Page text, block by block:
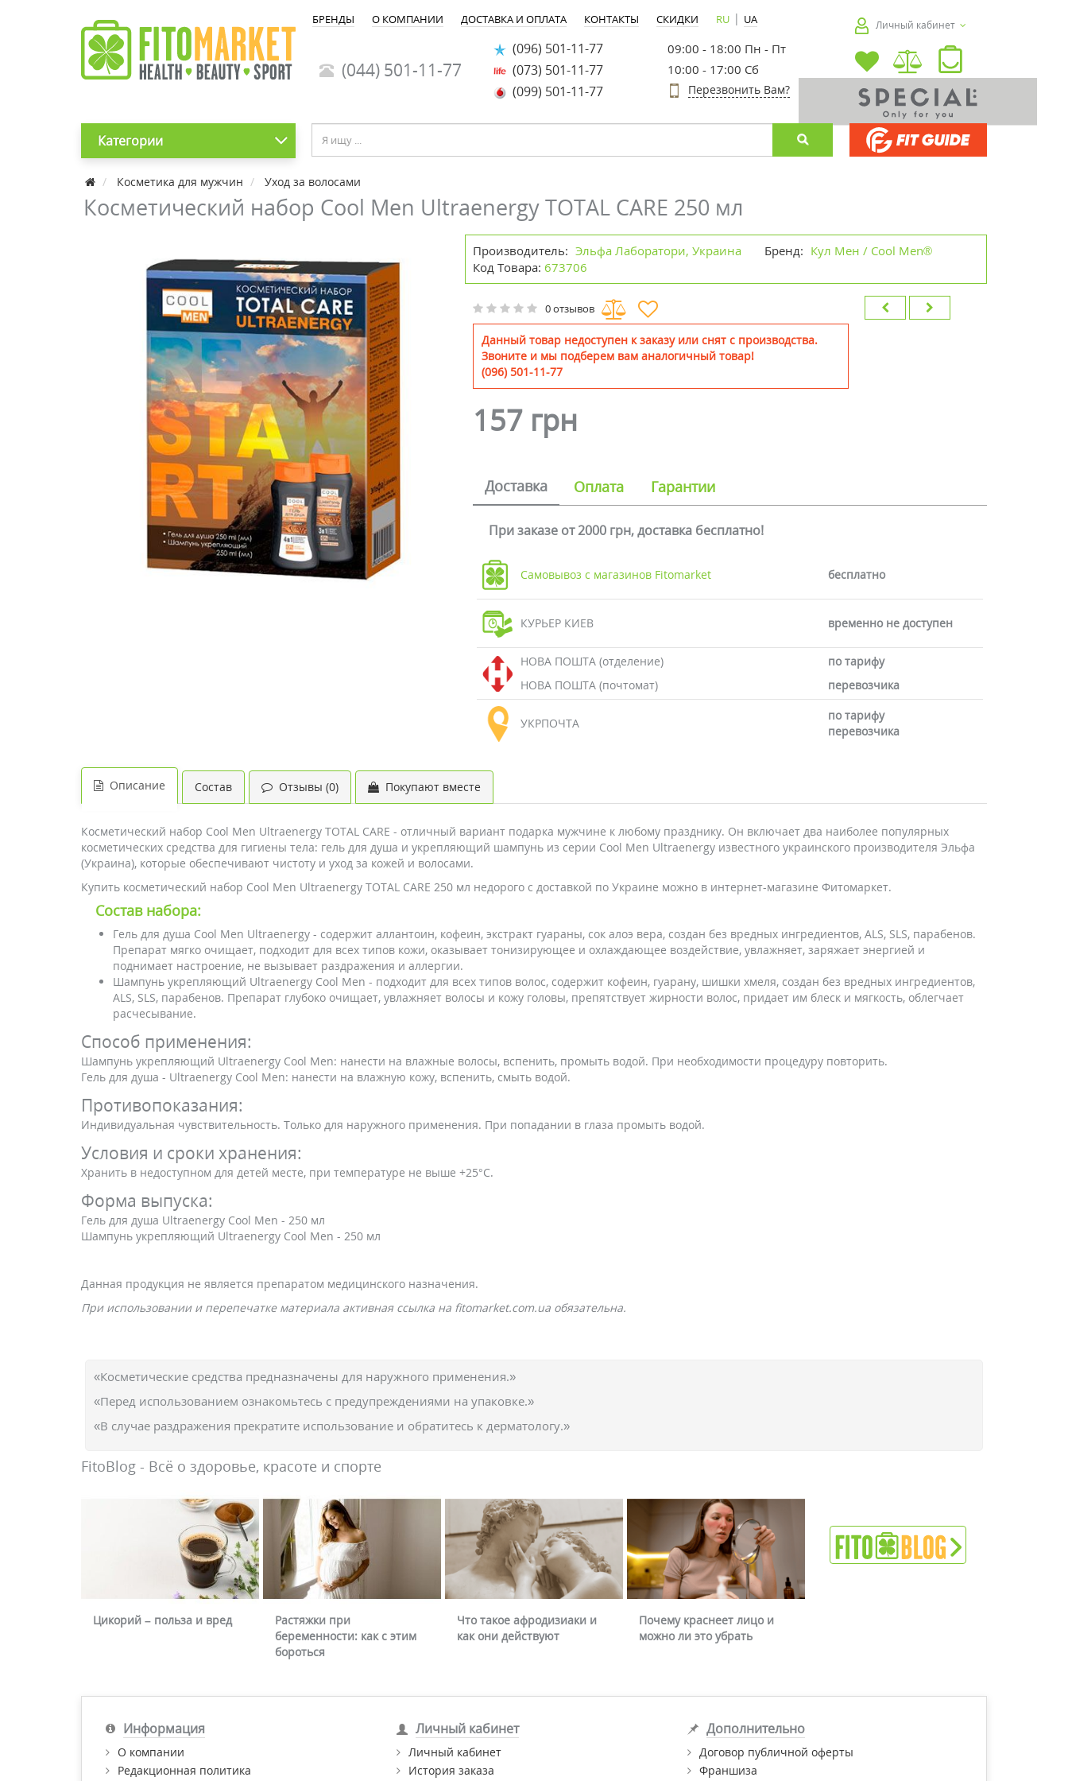
БРЕНДЫ О КОМПАНИИ ДОСТАВКА И ОПЛАТА КОНТАКТЫ СКИДКИ RU | UA
(044) 501-11-77
(096) 501-11-77
(073) 501-11-77
(099) 501-11-77
09:00 - 18:00 Пн - Пт
10:00 - 17:00 Сб
Перезвонить Вам?
Личный кабинет
Категории
Косметика для мужчин Уход за волосами
Косметический набор Cool Men Ultraenergy TOTAL CARE 250 мл
Производитель: Эльфа Лаборатори, Украина Бренд: Кул Мен / Cool Men®
Код Товара: 673706
0 отзывов
Данный товар недоступен к заказу или снят с производства.
Звоните и мы подберем вам аналогичный товар!
(096) 501-11-77
157 грн
Доставка Оплата Гарантии
При заказе от 2000 грн, доставка бесплатно!
Самовывоз с магазинов Fitomarket бесплатно
КУРЬЕР КИЕВ временно не доступен
НОВА ПОШТА (отделение)
по тарифу
НОВА ПОШТА (почтомат)
перевозчика
УКРПОЧТА
по тарифу
перевозчика
Описание Состав Отзывы (0) Покупают вместе
Косметический набор Cool Men Ultraenergy TOTAL CARE - отличный вариант подарка мужчине к любому празднику. Он включает два наиболее популярных
косметических средства для гигиены тела: гель для душа и укрепляющий шампунь из серии Cool Men Ultraenergy известного украинского производителя Эльфа
(Украина), которые обеспечивают чистоту и уход за кожей и волосами.
Купить косметический набор Cool Men Ultraenergy TOTAL CARE 250 мл недорого с доставкой по Украине можно в интернет-магазине Фитомаркет.
Состав набора:
Гель для душа Cool Men Ultraenergy - содержит aллантоин, кофеин, экстракт гуараны, сок алоэ вера, создан без вредных ингредиентов, ALS, SLS, парабенов.
Препарат мягко очищает, подходит для всех типов кожи, оказывает тонизирующее и охлаждающее воздействие, увлажняет, заряжает энергией и
поднимает настроение, не вызывает раздражения и аллергии.
Шампунь укрепляющий Ultraenergy Cool Men - подходит для всех типов волос, содержит кофеин, гуарану, шишки хмеля, создан без вредных ингредиентов,
ALS, SLS, парабенов. Препарат глубоко очищает, увлажняет волосы и кожу головы, препятствует жирности волос, придает им блеск и мягкость, облегчает
расчесывание.
Способ применения:
Шампунь укрепляющий Ultraenergy Cool Men: нанести на влажные волосы, вспенить, промыть водой. При необходимости процедуру повторить.
Гель для душа - Ultraenergy Cool Men: нанести на влажную кожу, вспенить, смыть водой.
Противопоказания:
Индивидуальная чувствительность. Только для наружного применения. При попадании в глаза промыть водой.
Условия и сроки хранения:
Хранить в недоступном для детей месте, при температуре не выше +25°С.
Форма выпуска:
Гель для душа Ultraenergy Cool Men - 250 мл
Шампунь укрепляющий Ultraenergy Cool Men - 250 мл
Данная продукция не является препаратом медицинского назначения.
При использовании и перепечатке материала активная ссылка на fitomarket.com.ua обязательна.
«Косметические средства предназначены для наружного применения.»
«Перед использованием ознакомьтесь с предупреждениями на упаковке.»
«В случае раздражения прекратите использование и обратитесь к дерматологу.»
FitoBlog - Всё о здоровье, красоте и спорте
Цикорий – польза и вред
Растяжки при
беременности: как с этим
бороться
Что такое афродизиаки и
как они действуют
Почему краснеет лицо и
можно ли это убрать
Информация
О компании
Редакционная политика
Личный кабинет
Личный кабинет
История заказа
Дополнительно
Договор публичной оферты
Франшиза